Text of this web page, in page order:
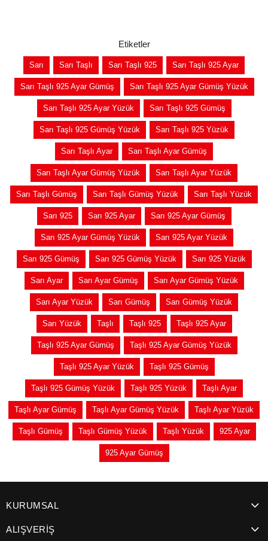
Etiketler
Sarı Sarı Taşlı Sarı Taşlı 925 Sarı Taşlı 925 Ayar
Sarı Taşlı 925 Ayar Gümüş Sarı Taşlı 925 Ayar Gümüş Yüzük
Sarı Taşlı 925 Ayar Yüzük Sarı Taşlı 925 Gümüş
Sarı Taşlı 925 Gümüş Yüzük Sarı Taşlı 925 Yüzük
Sarı Taşlı Ayar Sarı Taşlı Ayar Gümüş
Sarı Taşlı Ayar Gümüş Yüzük Sarı Taşlı Ayar Yüzük
Sarı Taşlı Gümüş Sarı Taşlı Gümüş Yüzük Sarı Taşlı Yüzük
Sarı 925 Sarı 925 Ayar Sarı 925 Ayar Gümüş
Sarı 925 Ayar Gümüş Yüzük Sarı 925 Ayar Yüzük
Sarı 925 Gümüş Sarı 925 Gümüş Yüzük Sarı 925 Yüzük
Sarı Ayar Sarı Ayar Gümüş Sarı Ayar Gümüş Yüzük
Sarı Ayar Yüzük Sarı Gümüş Sarı Gümüş Yüzük
Sarı Yüzük Taşlı Taşlı 925 Taşlı 925 Ayar
Taşlı 925 Ayar Gümüş Taşlı 925 Ayar Gümüş Yüzük
Taşlı 925 Ayar Yüzük Taşlı 925 Gümüş
Taşlı 925 Gümüş Yüzük Taşlı 925 Yüzük Taşlı Ayar
Taşlı Ayar Gümüş Taşlı Ayar Gümüş Yüzük Taşlı Ayar Yüzük
Taşlı Gümüş Taşlı Gümüş Yüzük Taşlı Yüzük 925 Ayar
925 Ayar Gümüş
KURUMSAL
ALIŞVERİŞ